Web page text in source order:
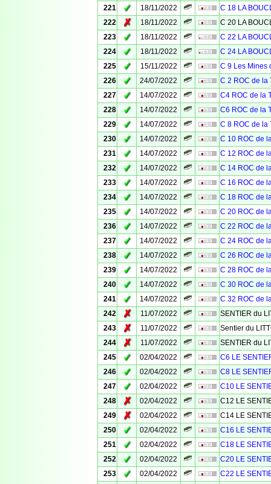
221
✓ 18/11/2022
C 18 LA
222
✗ 18/11/2022
C 20 LA
223
✓ 18/11/2022
C 22 LA
224
✓ 18/11/2022
C 24 LA
225
✓ 15/11/2022
C 9 Les Mines
226
✓ 24/07/2022
C 2 ROC de la
227
✓ 14/07/2022
C4 ROC de la
228
✓ 14/07/2022
C6 ROC de la
229
✓ 14/07/2022
C 8 ROC de la
230
✓ 14/07/2022
C 10 ROC de
231
✓ 14/07/2022
C 12 ROC de
232
✓ 14/07/2022
C 14 ROC de
233
✓ 14/07/2022
C 16 ROC de
234
✓ 14/07/2022
C 18 ROC de
235
✓ 14/07/2022
C 20 ROC de
236
✓ 14/07/2022
C 22 ROC de
237
✓ 14/07/2022
C 24 ROC de
238
✓ 14/07/2022
C 26 ROC de
239
✓ 14/07/2022
C 28 ROC de
240
✓ 14/07/2022
C 30 ROC de
241
✓ 14/07/2022
C 32 ROC de
242
✗ 11/07/2022
SENTIER du
243
✗ 11/07/2022
Sentier du
244
✗ 11/07/2022
SENTIER du
245
✓ 02/04/2022
C6 LE
246
✓ 02/04/2022
C8 LE
247
✓ 02/04/2022
C10 LE
248
✗ 02/04/2022
C12 LE
249
✗ 02/04/2022
C14 LE
250
✓ 02/04/2022
C16 LE
251
✓ 02/04/2022
C18 LE
252
✓ 02/04/2022
C20 LE
253
✓ 02/04/2022
C22 LE